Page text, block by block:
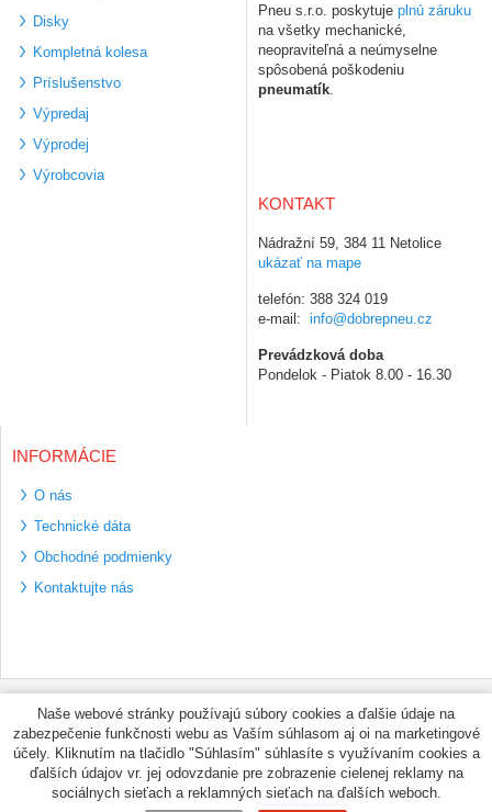
Disky
Kompletná kolesa
Príslušenstvo
Výpredaj
Výprodej
Výrobcovia
Pneu s.r.o. poskytuje plnú záruku
na všetky mechanické,
neopraviteľná a neúmyselne
spôsobená poškodeniu
pneumatík
KONTAKT
Nádražní 59, 384 11 Netolice
ukázať na mape
telefón: 388 324 019
e-mail: info@dobrepneu.cz
Prevádzková doba
Pondelok - Piatok 8.00 - 16.30
INFORMÁCIE
O nás
Technické dáta
Obchodné podmienky
Kontaktujte nás
Bezpečné platební
metody
Využíváme zasílání
PPL
Naše webové stránky používajú súbory cookies a ďalšie údaje na
zabezpečenie funkčnosti webu as Vaším súhlasom aj oi na marketingové
účely. Kliknutím na tlačidlo "Súhlasím" súhlasíte s využívaním cookies a
ďalších údajov vr. jej odovzdanie pre zobrazenie cielenej reklamy na
sociálnych sieťach a reklamných sieťach na ďalších weboch.